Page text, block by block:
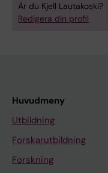
Är du Kjell Lautakoski?
Redigera din profil
Huvudmeny
Utbildning
Forskarutbildning
Forskning